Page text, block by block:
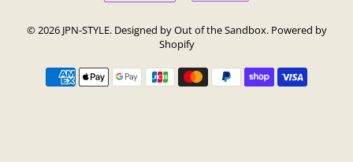
© 2026 JPN-STYLE. Designed by Out of the Sandbox. Powered by
Shopify